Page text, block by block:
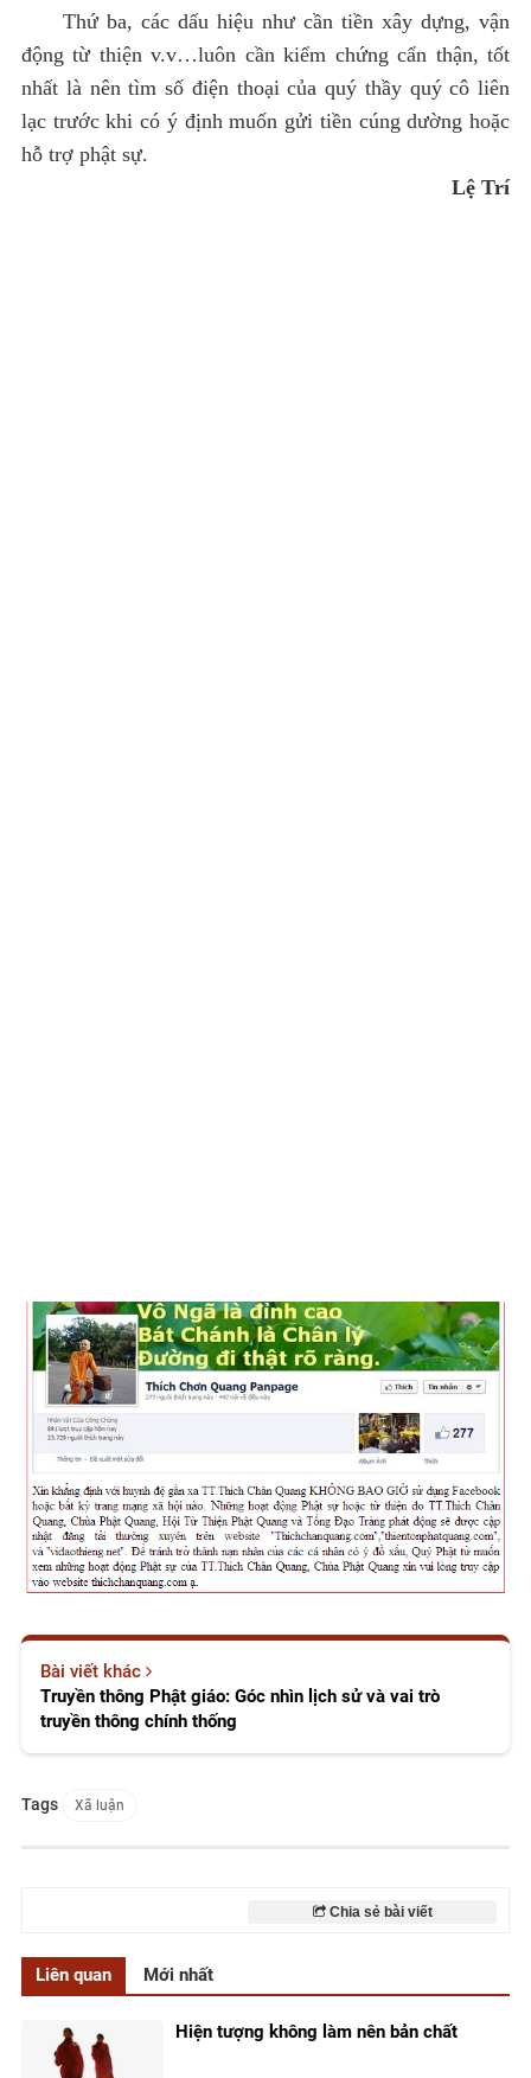
Thứ ba, các dấu hiệu như cần tiền xây dựng, vận
động từ thiện v.v…luôn cần kiểm chứng cẩn thận, tốt
nhất là nên tìm số điện thoại của quý thầy quý cô liên
lạc trước khi có ý định muốn gửi tiền cúng dường hoặc
hỗ trợ phật sự.
Lệ Trí
Bài viết khác
Truyền thông Phật giáo: Góc nhìn lịch sử và vai trò
truyền thông chính thống
Tags Xã luận
Chia sẻ bài viết
Liên quan Mới nhất
Hiện tượng không làm nên bản chất